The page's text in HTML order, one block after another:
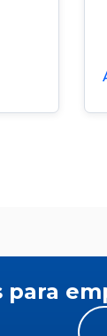
para